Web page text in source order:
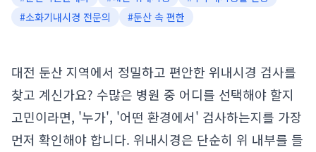
#소화기내시경 전문의 #둔산 속 편한
대전 둔산 지역에서 정밀하고 편안한 위내시경 검사를
찾고 계신가요? 수많은 병원 중 어디를 선택해야 할지
고민이라면, '누가', '어떤 환경에서' 검사하는지를 가장
먼저 확인해야 합니다. 위내시경은 단순히 위 내부를 들